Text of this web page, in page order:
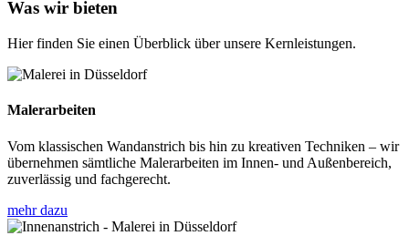
Was wir bieten
Hier finden Sie einen Überblick über unsere Kernleistungen.
Malerarbeiten
Vom klassischen Wandanstrich bis hin zu kreativen Techniken – wir
übernehmen sämtliche Malerarbeiten im Innen- und Außenbereich,
zuverlässig und fachgerecht.
mehr dazu